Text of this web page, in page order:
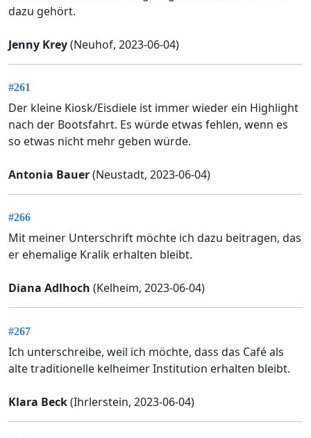
dazu gehört.
Jenny Krey(Neuhof, 2023-06-04)
#261
Der kleine Kiosk/Eisdiele ist immer wieder ein Highlight
nach der Bootsfahrt. Es würde etwas fehlen, wenn es
so etwas nicht mehr geben würde.
Antonia Bauer(Neustadt, 2023-06-04)
#266
Mit meiner Unterschrift möchte ich dazu beitragen, das
er ehemalige Kralik erhalten bleibt.
Diana Adlhoch (Kelheim, 2023-06-04)
#267
Ich unterschreibe, weil ich möchte, dass das Café als
alte traditionelle kelheimer Institution erhalten bleibt.
Klara Beck(Ihrlerstein, 2023-06-04)